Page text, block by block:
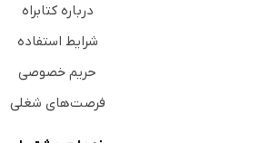
درباره کتابراه
شرایط استفاده
حریم خصوصی
فرصت‌های شغلی